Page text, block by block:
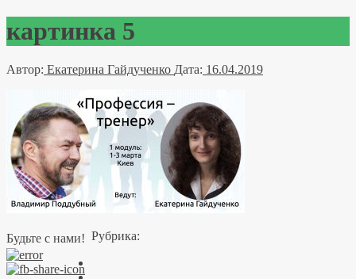
картинка 5
Автор: Екатерина Гайдученко Дата: 16.04.2019
Будьте с нами! Рубрика: